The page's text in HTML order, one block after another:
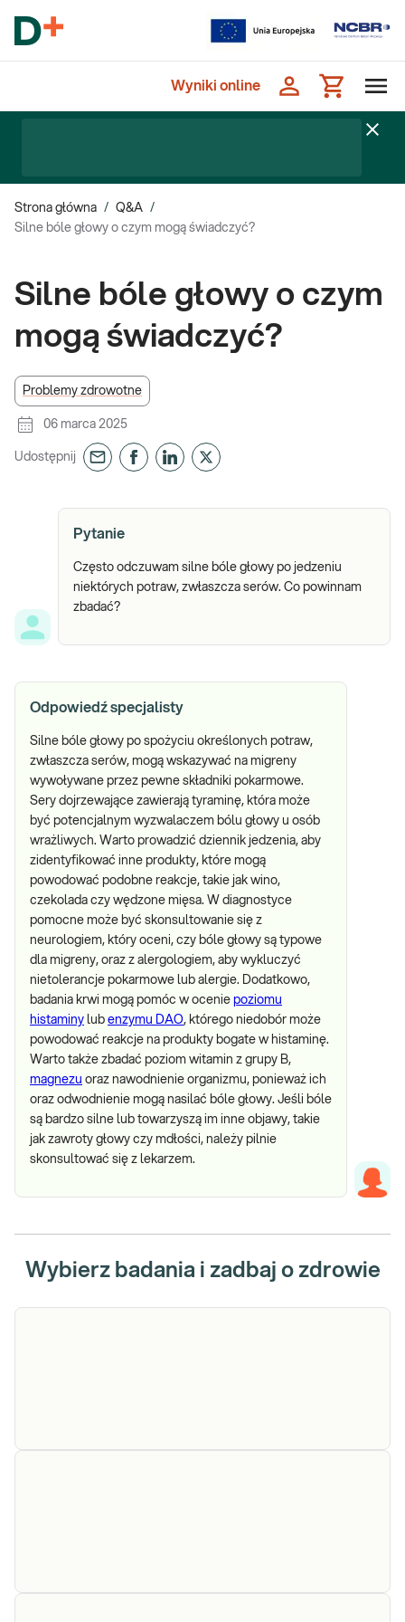
Wyniki online
Strona główna / Q&A /
Silne bóle głowy o czym mogą świadczyć?
Silne bóle głowy o czym
mogą świadczyć?
Problemy zdrowotne
06 marca 2025
Udostępnij
Pytanie
Często odczuwam silne bóle głowy po jedzeniu
niektórych potraw, zwłaszcza serów. Co powinnam
zbadać?
Odpowiedź specjalisty
Silne bóle głowy po spożyciu określonych potraw,
zwłaszcza serów, mogą wskazywać na migreny
wywoływane przez pewne składniki pokarmowe.
Sery dojrzewające zawierają tyraminę, która może
być potencjalnym wyzwalaczem bólu głowy u osób
wrażliwych. Warto prowadzić dziennik jedzenia, aby
zidentyfikować inne produkty, które mogą
powodować podobne reakcje, takie jak wino,
czekolada czy wędzone mięsa. W diagnostyce
pomocne może być skonsultowanie się z
neurologiem, który oceni, czy bóle głowy są typowe
dla migreny, oraz z alergologiem, aby wykluczyć
nietolerancje pokarmowe lub alergie. Dodatkowo,
badania krwi mogą pomóc w ocenie poziomu
histaminy lub enzymu DAO, którego niedobór może
powodować reakcje na produkty bogate w histaminę.
Warto także zbadać poziom witamin z grupy B,
magnezu oraz nawodnienie organizmu, ponieważ ich
oraz odwodnienie mogą nasilać bóle głowy. Jeśli bóle
są bardzo silne lub towarzyszą im inne objawy, takie
jak zawroty głowy czy mdłości, należy pilnie
skonsultować się z lekarzem.
Wybierz badania i zadbaj o zdrowie